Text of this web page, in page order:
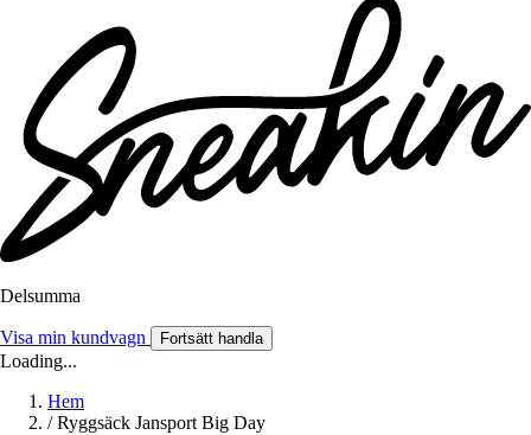
Delsumma
Visa min kundvagn Fortsätt handla
Loading...
Hem
/ Ryggsäck Jansport Big Day